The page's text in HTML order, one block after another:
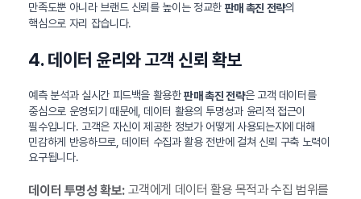
만족도뿐 아니라 브랜드 신뢰를 높이는 정교한 판매 촉진 전략의
핵심으로 자리 잡습니다.
4. 데이터 윤리와 고객 신뢰 확보
예측 분석과 실시간 피드백을 활용한판매 촉진 전략은 고객 데이터를
중심으로 운영되기 때문에, 데이터 활용의 투명성과 윤리적 접근이
필수입니다. 고객은 자신이 제공한 정보가 어떻게 사용되는지에 대해
민감하게 반응하므로, 데이터 수집과 활용 전반에 걸쳐 신뢰 구축 노력이
요구됩니다.
데이터 투명성 확보:고객에게 데이터 활용 목적과 수집 범위를